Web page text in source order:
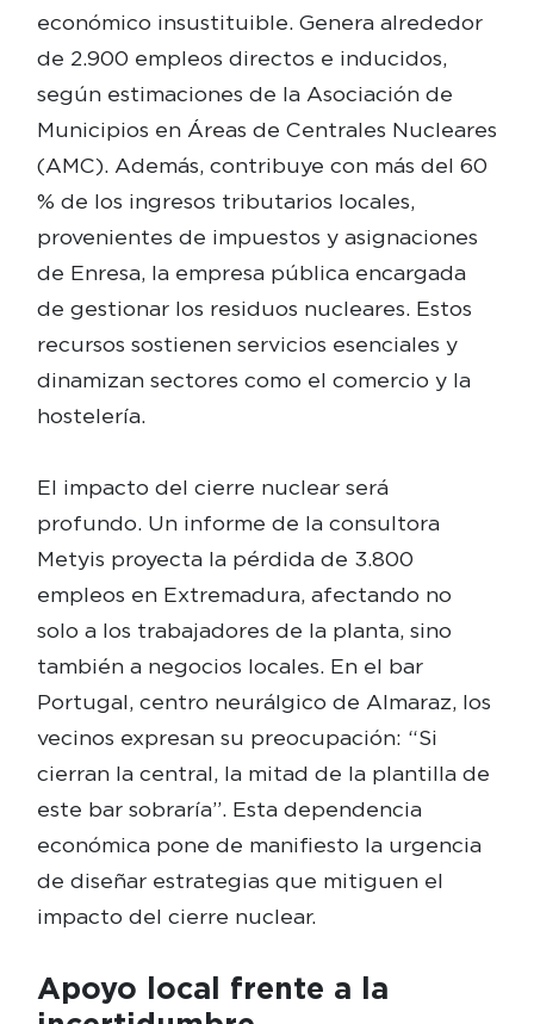
económico insustituible. Genera alrededor
de 2.900 empleos directos e inducidos,
según estimaciones de la Asociación de
Municipios en Áreas de Centrales Nucleares
(AMC). Además, contribuye con más del 60
% de los ingresos tributarios locales,
provenientes de impuestos y asignaciones
de Enresa, la empresa pública encargada
de gestionar los residuos nucleares. Estos
recursos sostienen servicios esenciales y
dinamizan sectores como el comercio y la
hostelería.
El impacto del cierre nuclear será
profundo. Un informe de la consultora
Metyis proyecta la pérdida de 3.800
empleos en Extremadura, afectando no
solo a los trabajadores de la planta, sino
también a negocios locales. En el bar
Portugal, centro neurálgico de Almaraz, los
vecinos expresan su preocupación: “Si
cierran la central, la mitad de la plantilla de
este bar sobraría”. Esta dependencia
económica pone de manifiesto la urgencia
de diseñar estrategias que mitiguen el
impacto del cierre nuclear.
Apoyo local frente a la